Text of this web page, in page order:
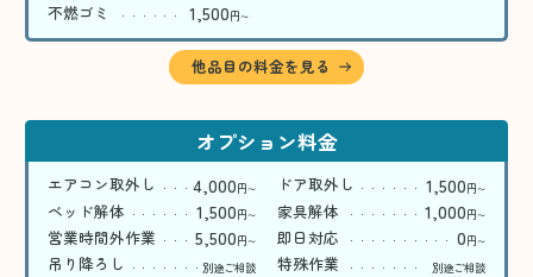
不燃ゴミ 1,500円〜
他品目の料金を見る
オプション料金
エアコン取外し 4,000円〜 ドア取外し 1,500円〜
ベッド解体 1,500円〜 家具解体 1,000円〜
営業時間外作業 5,500円〜 即日対応 0円〜
吊り降ろし 別途ご相談 特殊作業 別途ご相談